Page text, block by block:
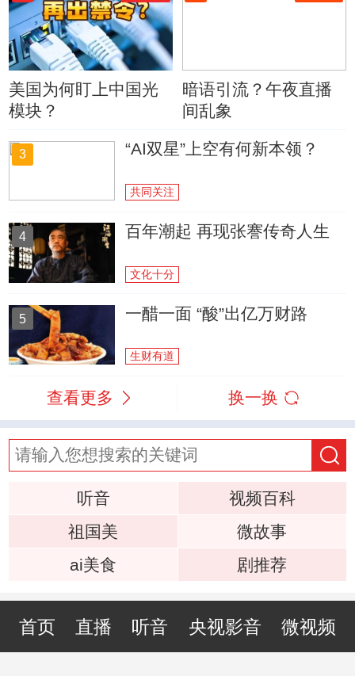
美国为何盯上中国光
模块？
暗语引流？午夜直播
间乱象
3 “AI双星”上空有何新本领？
共同关注
4 百年潮起 再现张謇传奇人生
文化十分
5 一醋一面 “酸”出亿万财路
生财有道
查看更多 换一换
听音
视频百科
祖国美
微故事
ai美食
剧推荐
首页 直播 听音 央视影音 微视频